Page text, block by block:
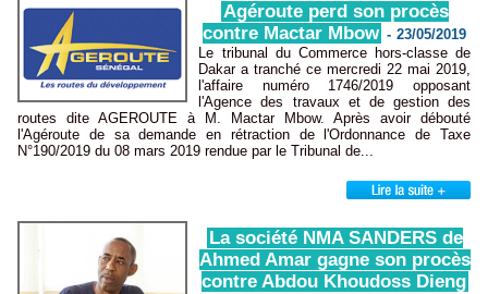
Agéroute perd son procès
contre Mactar Mbow - 23/05/2019
Le tribunal du Commerce hors-classe de
Dakar a tranché ce mercredi 22 mai 2019,
l'affaire numéro 1746/2019 opposant
l'Agence des travaux et de gestion des
routes dite AGEROUTE à M. Mactar Mbow. Après avoir débouté
l'Agéroute de sa demande en rétraction de l'Ordonnance de Taxe
N°190/2019 du 08 mars 2019 rendue par le Tribunal de...
La société NMA SANDERS de
Ahmed Amar gagne son procès
contre Abdou Khoudoss Dieng